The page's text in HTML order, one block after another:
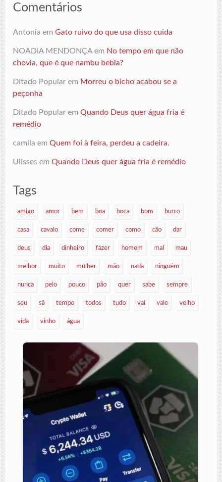
Comentários
Antonia emGato ruivo do que usa disso cuida
NOADIA MENDONÇAem No tempo em que não
chovia, que é que nambu bebia?
Ditado Popular em Morreu o bicho acabou se a
peçonha
Ditado Popular emQuando Deus quer água fria é
remédio
camila emQuem foi à feira, perdeu a cadeira.
Ulisses emQuando Deus quer água fria é remédio
Tags
amigo amor bem boa boca bom burro
casa cavalo come comer como cão dar
deus dia dinheiro fazer homem mal mau
melhor muito mulher mão nada ninguém
nunca pelo pouco pão quer sabe sempre
seu sã tempo todos tudo vai vale velho
vida vinho água